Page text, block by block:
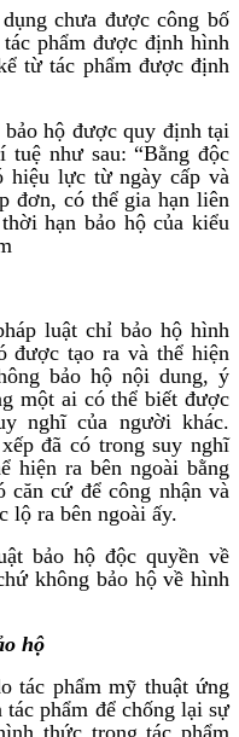
chưa được công bố
phẩm được định hình
từ tác phẩm được định
hộ được quy định tại
như sau: “Bằng độc
hiệu lực từ ngày cấp và
đơn, có thể gia hạn liên
hạn bảo hộ của kiểu
luật chỉ bảo hộ hình
được tạo ra và thể hiện
bảo hộ nội dung, ý
một ai có thể biết được
nghĩ của người khác.
đã có trong suy nghĩ
hiện ra bên ngoài bằng
cứ để công nhận và
lộ ra bên ngoài ấy.
bảo hộ độc quyền về
không bảo hộ về hình
hộ
tác phẩm mỹ thuật ứng
phẩm để chống lại sự
thức trong tác phẩm